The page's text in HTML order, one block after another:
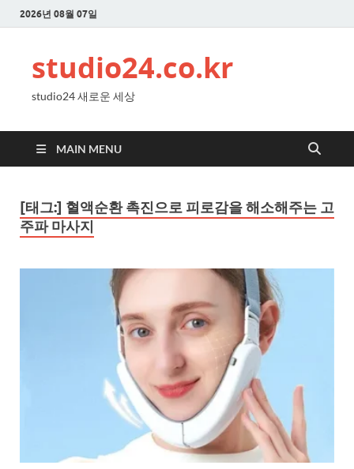
2026년 08월 07일
studio24.co.kr
studio24 새로운 세상
MAIN MENU
[태그:] 혈액순환 촉진으로 피로감을 해소해주는 고
주파 마사지